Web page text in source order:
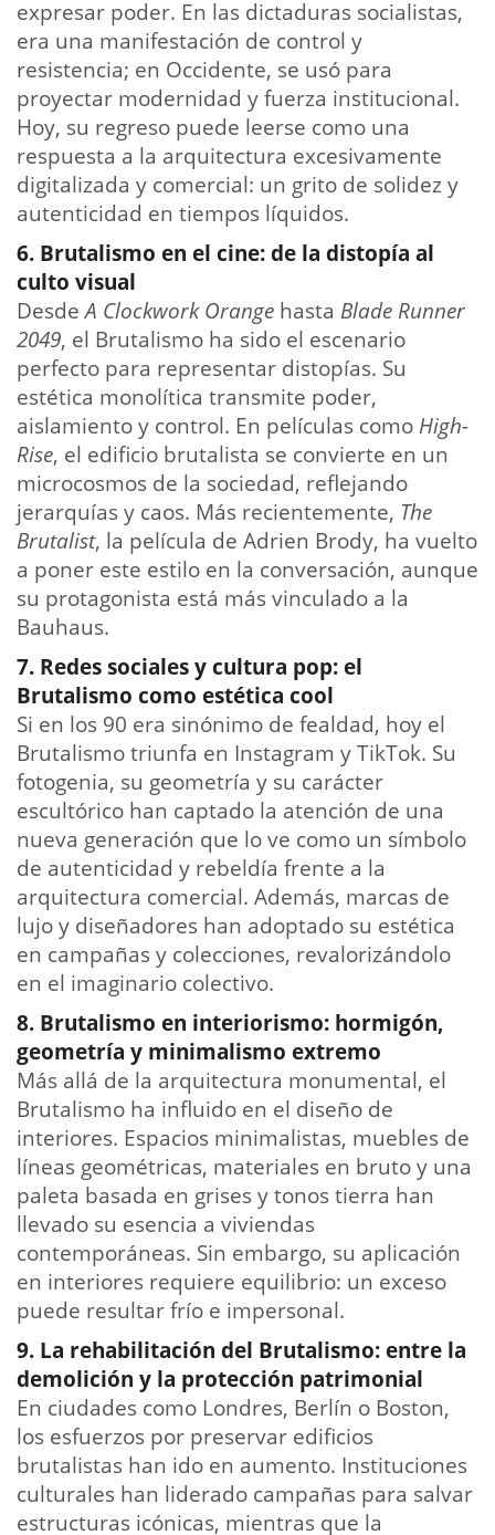
expresar poder. En las dictaduras socialistas,
era una manifestación de control y
resistencia; en Occidente, se usó para
proyectar modernidad y fuerza institucional.
Hoy, su regreso puede leerse como una
respuesta a la arquitectura excesivamente
digitalizada y comercial: un grito de solidez y
autenticidad en tiempos líquidos.
6. Brutalismo en el cine: de la distopía al
culto visual
DesdeA Clockwork Orange hasta Blade Runner
2049, el Brutalismo ha sido el escenario
perfecto para representar distopías. Su
estética monolítica transmite poder,
aislamiento y control. En películas como High-
Rise, el edificio brutalista se convierte en un
microcosmos de la sociedad, reflejando
jerarquías y caos. Más recientemente, The
Brutalist, la película de Adrien Brody, ha vuelto
a poner este estilo en la conversación, aunque
su protagonista está más vinculado a la
Bauhaus.
7. Redes sociales y cultura pop: el
Brutalismo como estética cool
Si en los 90 era sinónimo de fealdad, hoy el
Brutalismo triunfa en Instagram y TikTok. Su
fotogenia, su geometría y su carácter
escultórico han captado la atención de una
nueva generación que lo ve como un símbolo
de autenticidad y rebeldía frente a la
arquitectura comercial. Además, marcas de
lujo y diseñadores han adoptado su estética
en campañas y colecciones, revalorizándolo
en el imaginario colectivo.
8. Brutalismo en interiorismo: hormigón,
geometría y minimalismo extremo
Más allá de la arquitectura monumental, el
Brutalismo ha influido en el diseño de
interiores. Espacios minimalistas, muebles de
líneas geométricas, materiales en bruto y una
paleta basada en grises y tonos tierra han
llevado su esencia a viviendas
contemporáneas. Sin embargo, su aplicación
en interiores requiere equilibrio: un exceso
puede resultar frío e impersonal.
9. La rehabilitación del Brutalismo: entre la
demolición y la protección patrimonial
En ciudades como Londres, Berlín o Boston,
los esfuerzos por preservar edificios
brutalistas han ido en aumento. Instituciones
culturales han liderado campañas para salvar
estructuras icónicas, mientras que la